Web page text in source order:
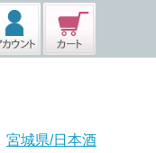
宮城県/日本酒